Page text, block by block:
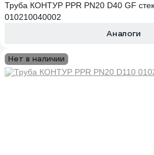
Труба КОНТУР PPR PN20 D40 GF
010210040002
Аналоги
Нет в наличии